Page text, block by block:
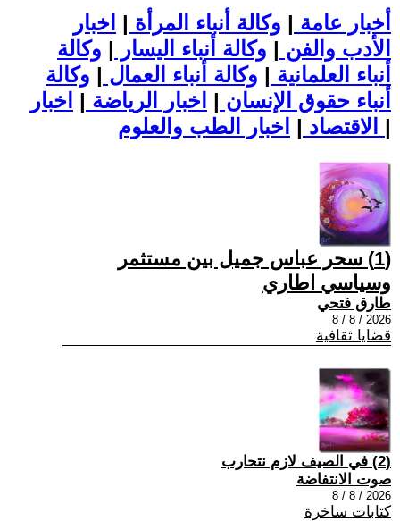
أخبار عامة | وكالة أنباء المرأة | اخبار
الأدب والفن | وكالة أنباء اليسار | وكالة
أنباء العلمانية | وكالة أنباء العمال | وكالة
أنباء حقوق الإنسان | اخبار الرياضة | اخبار
الاقتصاد | |
(1) سحر عباس جميل بين مستثمر
وسياسي اطاري
طارق فتحي
2026 / 8 / 8
قضايا ثقافية
(2) في الصيف لازم نتحارب
صوت الانتفاضة
2026 / 8 / 8
كتابات ساخرة